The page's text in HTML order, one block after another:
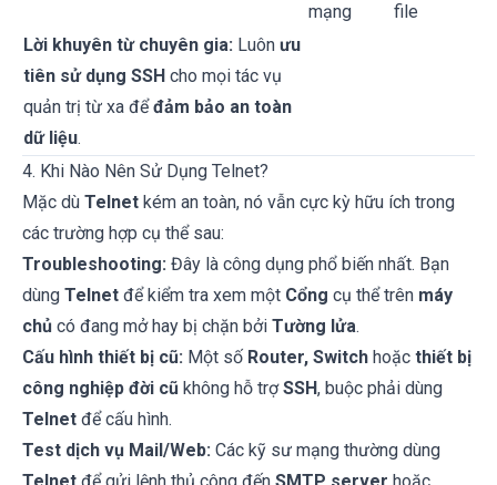
mạng
file
Lời khuyên từ chuyên gia: Luôn ưu
tiên sử dụng SSH cho mọi tác vụ
quản trị từ xa đểđảm bảo an toàn
dữ liệu.
4. Khi Nào Nên Sử Dụng Telnet?
Mặc dù Telnet kém an toàn, nó vẫn cực kỳ hữu ích trong
các trường hợp cụ thể sau:
Troubleshooting: Đây là công dụng phổ biến nhất. Bạn
dùng Telnet để kiểm tra xem một Cổng cụ thể trên máy
chủ có đang mở hay bị chặn bởi Tường lửa.
Cấu hình thiết bị cũ: Một số Router, Switch hoặc thiết bị
công nghiệp đời cũ không hỗ trợSSH, buộc phải dùng
Telnet để cấu hình.
Test dịch vụ Mail/Web: Các kỹ sư mạng thường dùng